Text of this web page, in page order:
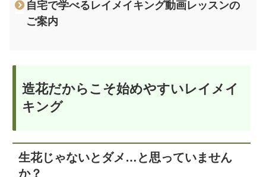
自宅で学べるレイメイキング動画レッスンの
ご案内
造花だからこそ始めやすいレイメイ
キング
生花じゃないとダメ…と思っていません
か？